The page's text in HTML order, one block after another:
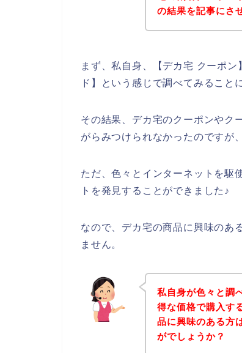
の結果を記事にさ
まず、私自身、【デカ宅 クーポ
ド】という感じで調べてみること
その結果、デカ宅のクーポンやク
がらみつけられなかったのですが
ただ、色々とインターネットを駆
トを発見することができました♪
なので、デカ宅の商品に興味のあ
ません。
私自身が色々と調
得な価格で購入す
品に興味のある方
がでしょうか？